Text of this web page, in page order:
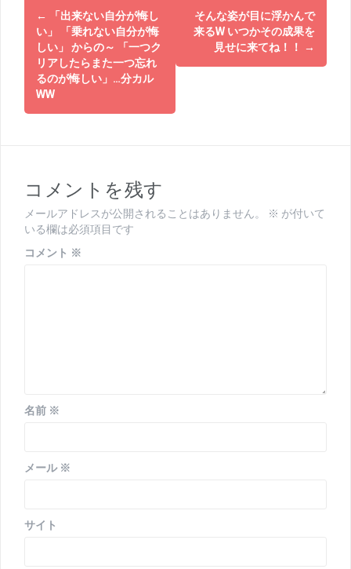
投
稿
ナ
ビ
ゲ
ョ
ン
←
「出来ない自分が悔し
い」 「乗れない自分が悔
しい」 からの～ 「一つク
リアしたらまた一つ忘れ
るのが悔しい」…分カル
WW
そんな姿が目に浮かんで
来るW いつかその成果を
見せに来てね！！
→
コメントを残す
メールアドレスが公開されることはありません。 ※ が付いて
いる欄は必須項目です
コメント ※
名前 ※
メール ※
サイト